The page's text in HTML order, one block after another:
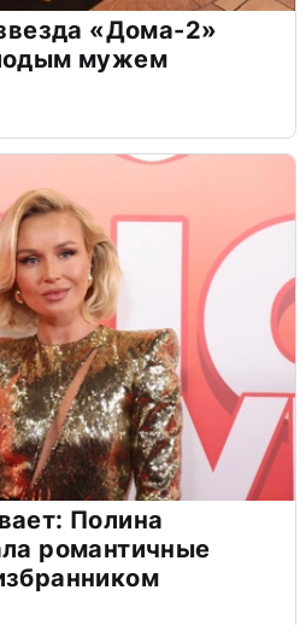
«Дома-2»
мужем
Полина
романтичные